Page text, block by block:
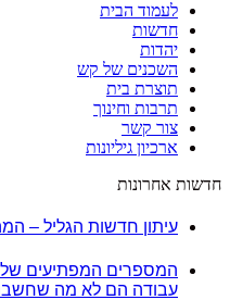
לעמוד הבית
חדשות
יהדות
השכנים של קש
תוצרת בית
תרבות וחינוך
צור קשר
ארכיון גיליונות
חדשות אחרונות
עיתון חדשות הגליל –
עבודה הם לא מה